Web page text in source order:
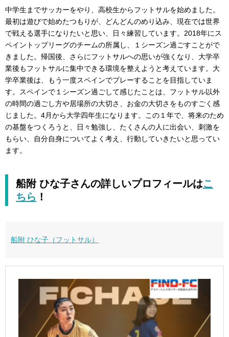
中学生までサッカーをやり、高校生からフットサルを始めました。
最初は遊びで始めたつもりが、どんどんのめり込み、現在では世界
で戦える選手になりたいと思い、日々練習しています。2018年にス
ペイントップリーグのチームの所属し、１シーズン過ごすことがで
きました。帰国後、さらにフットサルへの思いが強くなり、大学卒
業後もフットサルに集中できる環境を整えようと考えています。大
学卒業後は、もう一度スペインでプレーすることを目指していま
す。スペインで１シーズン過ごして感じたことは、フットサル以外
の時間の過ごし方や居場所の大切さ、お金の大切さをものすごく感
じました。4月から大学四年生になります。この１年で、将来のため
の基盤をつくろうと、日々勉強し、たくさんの人に出会い、刺激を
もらい、自分自身についてよく考え、行動していきたいと思ってい
ます。
船附 ひな子さんの詳しいプロフィールはこ
ちら ！
船附 ひな子（フットサル）